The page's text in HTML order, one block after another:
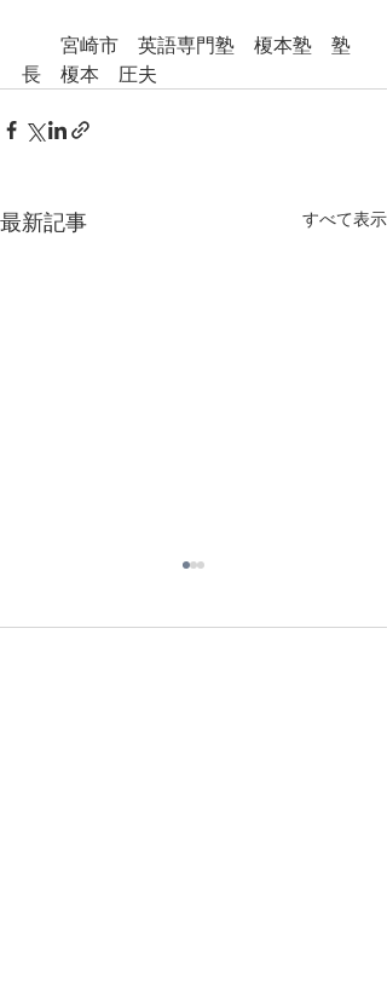
宮崎市　英語専門塾　榎本塾　塾
長　榎本　圧夫
最新記事 すべて表示